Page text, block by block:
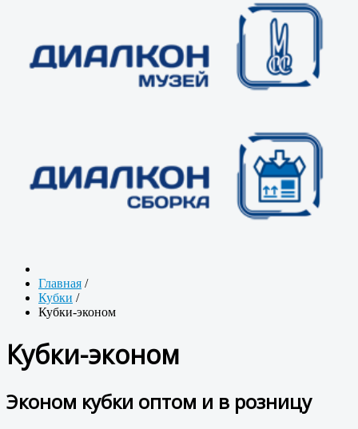
Главная /
Кубки /
Кубки-эконом
Кубки-эконом
Эконом кубки оптом и в розницу